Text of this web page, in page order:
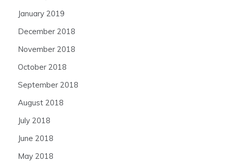
January 2019
December 2018
November 2018
October 2018
September 2018
August 2018
July 2018
June 2018
May 2018